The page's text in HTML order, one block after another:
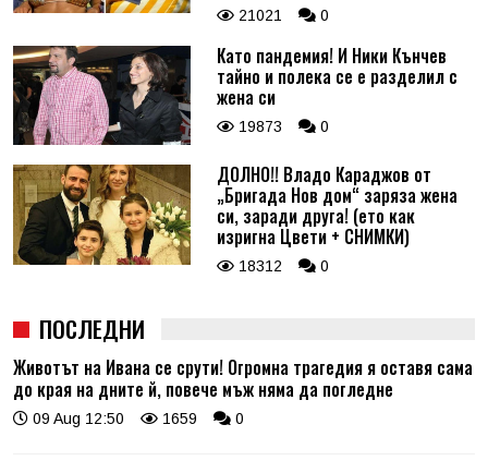
21021 0
Като пандемия! И Ники Кънчев
тайно и полека се е разделил с
жена си
19873 0
ДОЛНО!! Владо Караджов от
„Бригада Нов дом“ заряза жена
си, заради друга! (ето как
изригна Цвети + СНИМКИ)
18312 0
ПОСЛЕДНИ
Животът на Ивана се срути! Огромна трагедия я оставя сама
до края на дните й, повече мъж няма да погледне
09 Aug 12:50 1659 0